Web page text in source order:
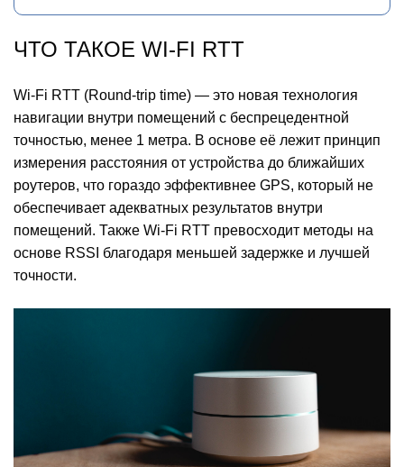
ЧТО ТАКОЕ WI-FI RTT
Wi-Fi RTT (Round-trip time) — это новая технология
навигации внутри помещений с беспрецедентной
точностью, менее 1 метра. В основе её лежит принцип
измерения расстояния от устройства до ближайших
роутеров, что гораздо эффективнее GPS, который не
обеспечивает адекватных результатов внутри
помещений. Также Wi-Fi RTT превосходит методы на
основе RSSI благодаря меньшей задержке и лучшей
точности.